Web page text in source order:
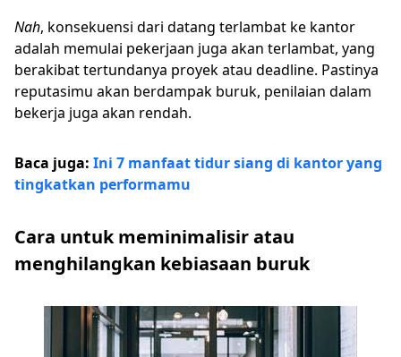
Nah, konsekuensi dari datang terlambat ke kantor
adalah memulai pekerjaan juga akan terlambat, yang
berakibat tertundanya proyek atau deadline. Pastinya
reputasimu akan berdampak buruk, penilaian dalam
bekerja juga akan rendah.
Baca juga: Ini 7 manfaat tidur siang di kantor yang
tingkatkan performamu
Cara untuk meminimalisir atau
menghilangkan kebiasaan buruk